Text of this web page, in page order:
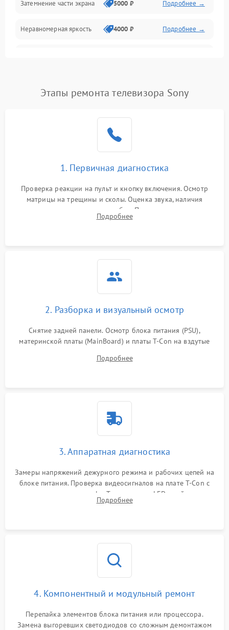
Сеть и подключения
Затемнение части экрана 5000 ₽ Подробнее →
Неравномерная яркость 4000 ₽ Подробнее →
Этапы ремонта телевизора Sony
1. Первичная диагностика
Проверка реакции на пульт и кнопку включения. Осмотр
матрицы на трещины и сколы. Оценка звука, наличия
подсветки и индикаторов ошибок. Подключение тестовых
источников сигнала для выявления симптомов поломки.
Подробнее
2. Разборка и визуальный осмотр
Снятие задней панели. Осмотр блока питания (PSU),
материнской платы (MainBoard) и платы T-Con на вздутые
Проверка надежности фиксации и целостности шлейфов.
Подробнее
3. Аппаратная диагностика
Замеры напряжений дежурного режима и рабочих цепей на
блоке питания. Проверка видеосигналов на плате T-Con с
помощью осциллографа. Тестирование LED-драйвера и
светодиодных планок подсветки мультиметром.
Подробнее
4. Компонентный и модульный ремонт
Перепайка элементов блока питания или процессора.
Замена выгоревших светодиодов со сложным демонтажом